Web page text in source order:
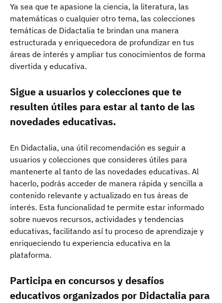
Ya sea que te apasione la ciencia, la literatura, las
matemáticas o cualquier otro tema, las colecciones
temáticas de Didactalia te brindan una manera
estructurada y enriquecedora de profundizar en tus
áreas de interés y ampliar tus conocimientos de forma
divertida y educativa.
Sigue a usuarios y colecciones que te
resulten útiles para estar al tanto de las
novedades educativas.
En Didactalia, una útil recomendación es seguir a
usuarios y colecciones que consideres útiles para
mantenerte al tanto de las novedades educativas. Al
hacerlo, podrás acceder de manera rápida y sencilla a
contenido relevante y actualizado en tus áreas de
interés. Esta funcionalidad te permite estar informado
sobre nuevos recursos, actividades y tendencias
educativas, facilitando así tu proceso de aprendizaje y
enriqueciendo tu experiencia educativa en la
plataforma.
Participa en concursos y desafíos
educativos organizados por Didactalia para